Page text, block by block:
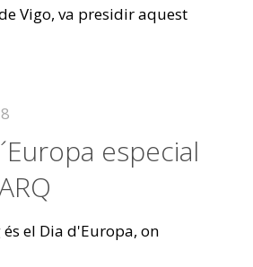
Vigo, va presidir aquest
especial
el Dia d'Europa, on